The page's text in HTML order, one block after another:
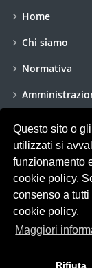
Questo sito o
utilizzati si
funzionamento
cookie policy.
consenso a
cookie policy.
Maggiori
Rifiuta
Home
Chi siamo
Normativa
Accessibilità
Privacy policy